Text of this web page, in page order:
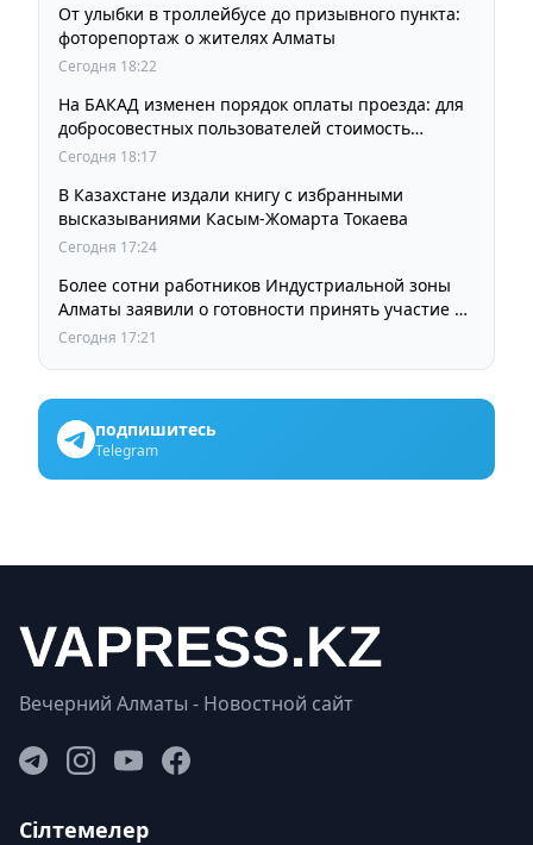
От улыбки в троллейбусе до призывного пункта:
фоторепортаж о жителях Алматы
Сегодня 18:22
На БАКАД изменен порядок оплаты проезда: для
добросовестных пользователей стоимость
остается прежней
Сегодня 18:17
В Казахстане издали книгу с избранными
высказываниями Касым-Жомарта Токаева
Сегодня 17:24
Более сотни работников Индустриальной зоны
Алматы заявили о готовности принять участие в
выборах членов Курылтая
Сегодня 17:21
подпишитесь
Telegram
Вечерний Алматы - Новостной сайт
Сілтемелер